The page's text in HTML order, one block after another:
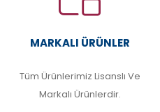
MARKALI ÜRÜNLER
Tüm Ürünlerimiz Lisanslı Ve
Markalı Ürünlerdir.